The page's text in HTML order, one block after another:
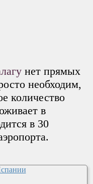
нет прямых
необходим,
количество
в
в 30